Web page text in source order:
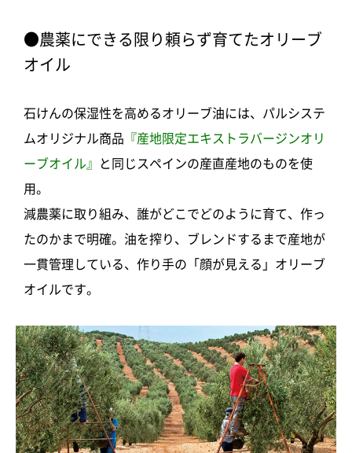
●農薬にできる限り頼らず育てたオリーブ
オイル
石けんの保湿性を高めるオリーブ油には、パルシステ
ムオリジナル商品 『産地限定エキストラバージンオリ
ーブオイル』
と同じスペインの産直産地のものを使
用。
減農薬に取り組み、誰がどこでどのように育て、作っ
たのかまで明確。油を搾り、ブレンドするまで産地が
一貫管理している、作り手の「顔が見える」オリーブ
オイルです。